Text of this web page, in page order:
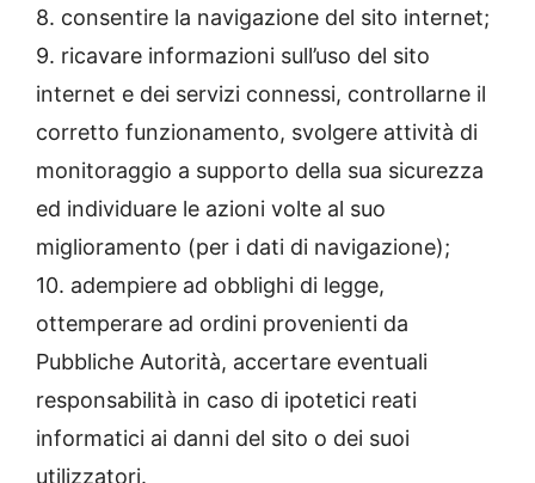
8. consentire la navigazione del sito internet;
9. ricavare informazioni sull’uso del sito
internet e dei servizi connessi, controllarne il
corretto funzionamento, svolgere attività di
monitoraggio a supporto della sua sicurezza
ed individuare le azioni volte al suo
miglioramento (per i dati di navigazione);
10. adempiere ad obblighi di legge,
ottemperare ad ordini provenienti da
Pubbliche Autorità, accertare eventuali
responsabilità in caso di ipotetici reati
informatici ai danni del sito o dei suoi
utilizzatori.